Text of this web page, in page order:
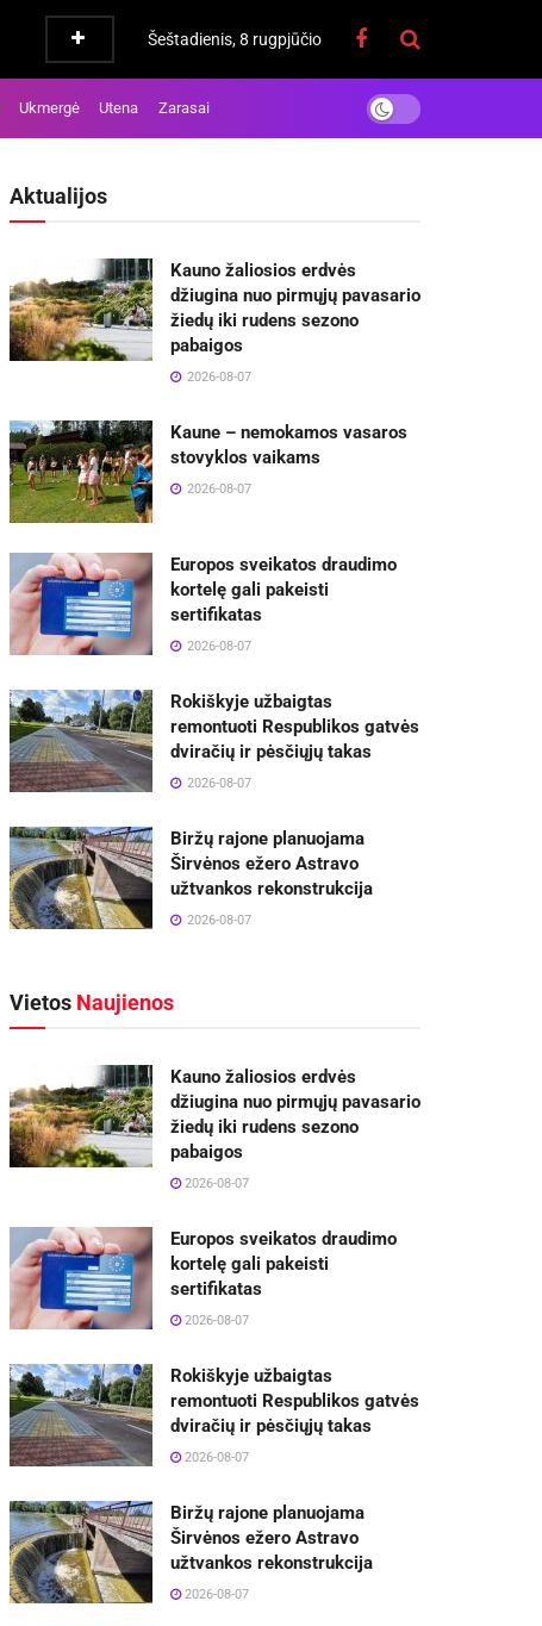
Šeštadienis, 8 rugpjūčio
Ukmergė Utena Zarasai
Aktualijos
Kauno žaliosios erdvės
džiugina nuo pirmųjų pavasario
žiedų iki rudens sezono
pabaigos
2026-08-07
Kaune – nemokamos vasaros
stovyklos vaikams
2026-08-07
Europos sveikatos draudimo
kortelę gali pakeisti
sertifikatas
2026-08-07
Rokiškyje užbaigtas
remontuoti Respublikos gatvės
dviračių ir pėsčiųjų takas
2026-08-07
Biržų rajone planuojama
Širvėnos ežero Astravo
užtvankos rekonstrukcija
2026-08-07
Vietos Naujienos
Kauno žaliosios erdvės
džiugina nuo pirmųjų pavasario
žiedų iki rudens sezono
pabaigos
2026-08-07
Europos sveikatos draudimo
kortelę gali pakeisti
sertifikatas
2026-08-07
Rokiškyje užbaigtas
remontuoti Respublikos gatvės
dviračių ir pėsčiųjų takas
2026-08-07
Biržų rajone planuojama
Širvėnos ežero Astravo
užtvankos rekonstrukcija
2026-08-07